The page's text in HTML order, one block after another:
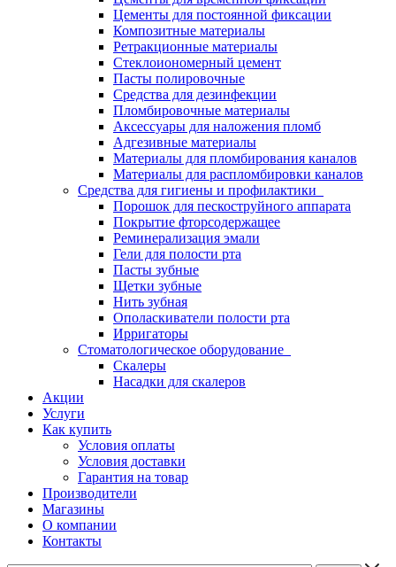
Цементы для постоянной фиксации
Композитные материалы
Ретракционные материалы
Стеклоиономерный цемент
Пасты полировочные
Средства для дезинфекции
Пломбировочные материалы
Аксессуары для наложения пломб
Адгезивные материалы
Материалы для пломбирования каналов
Материалы для распломбировки каналов
Средства для гигиены и профилактики
Порошок для пескоструйного аппарата
Покрытие фторсодержащее
Реминерализация эмали
Гели для полости рта
Пасты зубные
Щетки зубные
Нить зубная
Ополаскиватели полости рта
Ирригаторы
Стоматологическое оборудование
Скалеры
Насадки для скалеров
Акции
Услуги
Как купить
Условия оплаты
Условия доставки
Гарантия на товар
Производители
Магазины
О компании
Контакты